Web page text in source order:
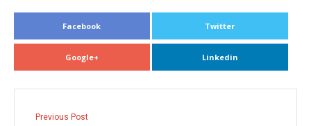
Facebook Twitter
Google+ Linkedin
Previous Post